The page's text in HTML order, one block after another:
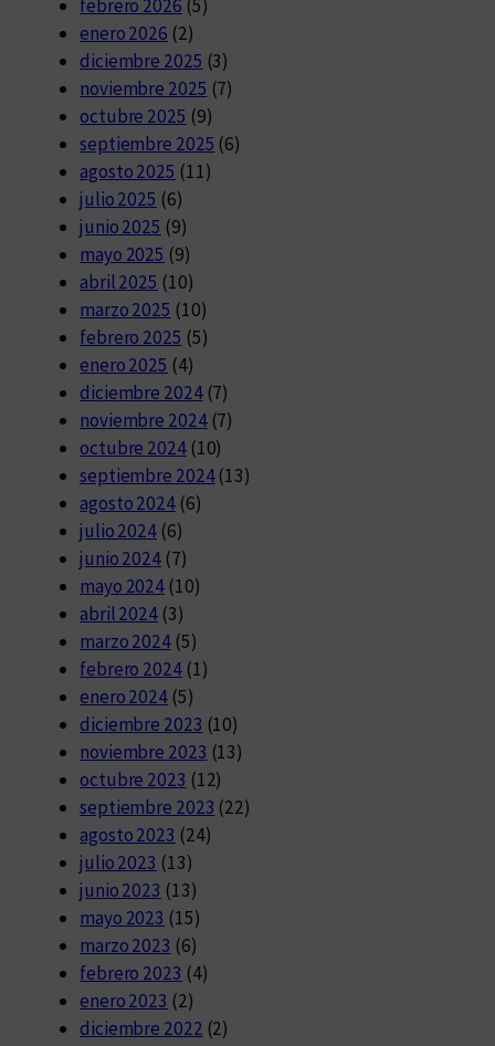
febrero 2026 (5)
enero 2026 (2)
diciembre 2025 (3)
noviembre 2025 (7)
octubre 2025 (9)
septiembre 2025 (6)
agosto 2025 (11)
julio 2025 (6)
junio 2025 (9)
mayo 2025 (9)
abril 2025 (10)
marzo 2025 (10)
febrero 2025 (5)
enero 2025 (4)
diciembre 2024(7)
noviembre 2024(7)
octubre 2024(10)
septiembre 2024(13)
agosto 2024(6)
julio 2024 (6)
junio 2024 (7)
mayo 2024 (10)
abril 2024 (3)
marzo 2024 (5)
febrero 2024(1)
enero 2024 (5)
diciembre 2023 (10)
noviembre 2023 (13)
octubre 2023 (12)
septiembre 2023 (22)
agosto 2023 (24)
julio 2023 (13)
junio 2023 (13)
mayo 2023 (15)
marzo 2023 (6)
febrero 2023 (4)
enero 2023 (2)
diciembre 2022 (2)